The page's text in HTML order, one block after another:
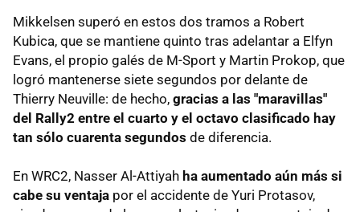
Mikkelsen superó en estos dos tramos a Robert
Kubica, que se mantiene quinto tras adelantar a Elfyn
Evans, el propio galés de M-Sport y Martin Prokop, que
logró mantenerse siete segundos por delante de
Thierry Neuville: de hecho, gracias a las "maravillas"
del Rally2 entre el cuarto y el octavo clasificado hay
tan sólo cuarenta segundos de diferencia.
En WRC2, Nasser Al-Attiyah ha aumentado aún más si
cabe su ventaja por el accidente de Yuri Protasov,